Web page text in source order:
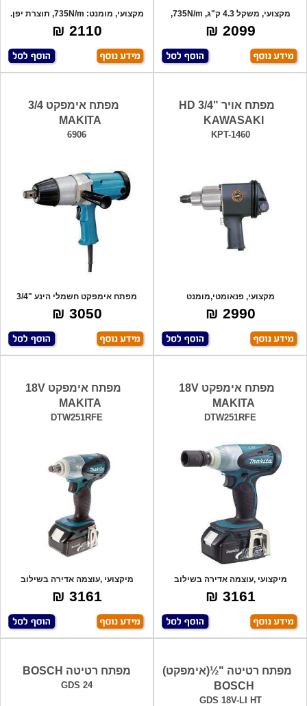
מקצועי, משקל 4.3 ק"ג, 735N/m,
תוצרת יפן.
2099 ₪
מקצועי, מומנט: 735N/m, תוצרת יפן.
2110 ₪
מפתח אויר "3/4 HD
KAWASAKI
KPT-1460
מקצועי, פנאומטי,מומנט
1290N/m,תוצרת יפן.
2990 ₪
מפתח אימפקט 3/4
MAKITA
6906
מפתח אימפקט חשמלי הינע "3/4
850W לסגירת
3050 ₪
מפתח אימפקט 18V
MAKITA
DTW251RFE
מיקצועי ,עוצמה אדירה בשילוב
הנדסת אנוש,מ
3161 ₪
מפתח אימפקט 18V
MAKITA
DTW251RFE
מיקצועי ,עוצמה אדירה בשילוב
הנדסת אנוש,מ
3161 ₪
מפתח רטיטה "½(אימפקט)
BOSCH
GDS 18V-LI HT
מפתח רטיטה BOSCH
GDS 24